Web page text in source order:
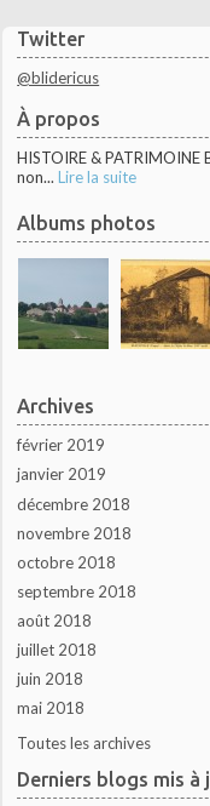
Twitter
@blidericus
À propos
HISTOIRE & PATRIMOINE
non... Lire la suite
Albums photos
Archives
février 2019
janvier 2019
décembre 2018
novembre 2018
octobre 2018
septembre 2018
août 2018
juillet 2018
juin 2018
mai 2018
Toutes les archives
Derniers blogs mis à